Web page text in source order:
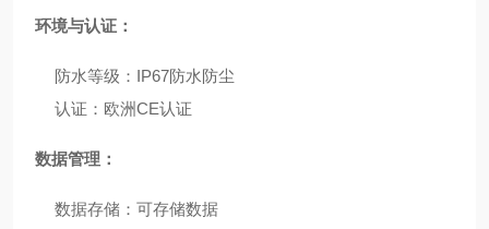
环境与认证：
防水等级：IP67防水防尘
认证：欧洲CE认证
数据管理：
数据存储：可存储数据